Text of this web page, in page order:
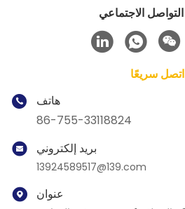
الاجتماعي
اتصل سريعًا
هاتف
86-755-33118824
بريد إلكتروني
13924589517@139.com
عنوان